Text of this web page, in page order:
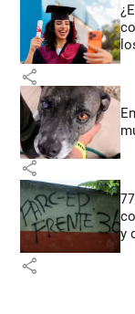
share
share
y
share